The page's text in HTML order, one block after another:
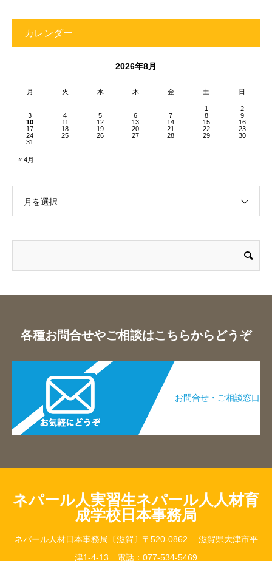
カレンダー
2026年8月
月 火 水 木 金 土 日
« 4月
1
2
3
4 5 6 7 8
9
10
11 12 13 14 15
16
17
18 19 20 21 22
23
24
25 26 27 28 29
30
31
月を選択
各種お問合せやご相談はこちらからどうぞ
お問合せ・ご相談窓口​
ネパール人実習生ネパール人人材育
成学校日本事務局
ネパール人材日本事務局〔滋賀〕〒520-0862 滋賀県大津市平
津1-4-13 電話：077-534-5469